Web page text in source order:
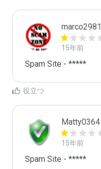
marco2981
15年前
役立つ
Matty0364
15年前
Spam Site - *****